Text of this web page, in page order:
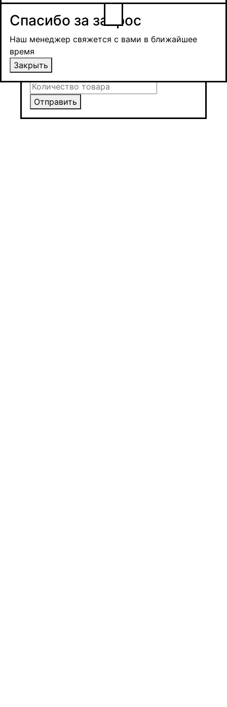
Заказ товара
Уведомить о поступлении
Спасибо за заявку
Наш менеджер свяжется с вами в ближайшее
время и обсудит сроки поставки и условия
оплаты
Закрыть
Получить оптовую цену
Отправить
Спасибо за запрос
Наш менеджер свяжется с вами в ближайшее
время
Закрыть